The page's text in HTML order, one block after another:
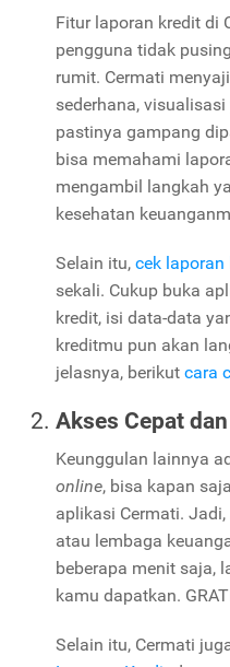
Fitur laporan kredit di
pengguna tidak
rumit. Cermati
sederhana,
pastinya gampang
bisa memahami
mengambil langkah
kesehatan
Selain itu, cek laporan
sekali. Cukup buka
kredit, isi data-data
kreditmu pun akan
jelasnya, berikut cara
Akses Cepat
Keunggulan lainnya
online, bisa kapan
aplikasi Cermati. Jadi,
atau lembaga
beberapa menit saja,
kamu dapatkan.
Selain itu, Cermati